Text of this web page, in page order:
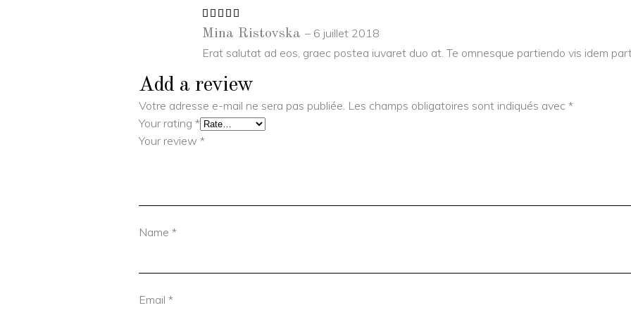
of 5
Mina Ristovska – 6 juillet 2018
Erat salutat ad eos, graec postea iuvaret duo at. Te omnesque partiendo vis idem
Add a review
Votre adresse e-mail ne sera pas publiée. Les champs obligatoires sont indiqués avec *
Your rating *
Your review *
Name *
Email *